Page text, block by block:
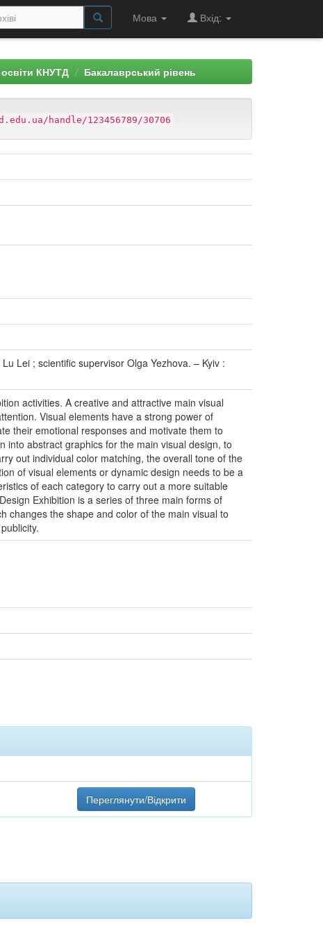
Мова Вхід:
освіти КНУТД Бакалаврський рівень
handle/123456789/30706
Lei ; scientific supervisor Olga Yezhova. – Kyiv :
activities. A creative and attractive main visual
Visual elements have a strong power of
their emotional responses and motivate them to
into abstract graphics for the main visual design, to
out individual color matching, the overall tone of the
of visual elements or dynamic design needs to be a
of each category to carry out a more suitable
Exhibition is a series of three main forms of
changes the shape and color of the main visual to
Переглянути/Відкрити